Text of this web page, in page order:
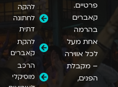
פרטיים.
קאברים
בהרמה
אחת מעל
לכל אווירה
– מקבלת
הפנים,
להקה
לחתונה
דתית
להקת
קאברים
הרכב
מוסיקלי